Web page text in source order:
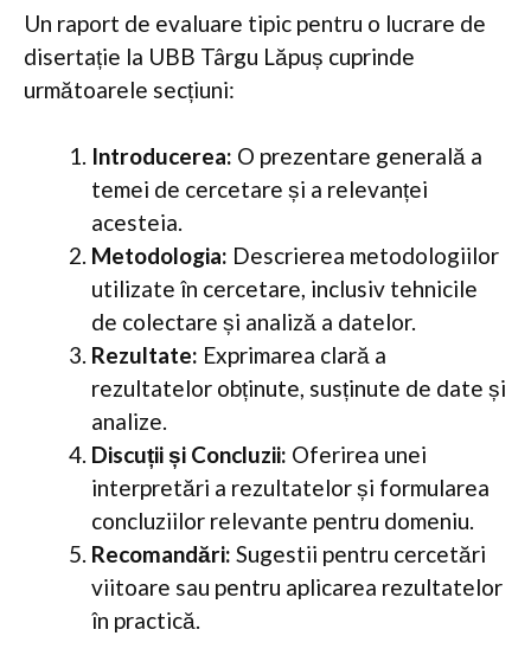
Un raport de evaluare tipic pentru o lucrare de
disertație la UBB Târgu Lăpuș cuprinde
următoarele secțiuni:
Introducerea: O prezentare generală a
temei de cercetare și a relevanței
acesteia.
Metodologia: Descrierea metodologiilor
utilizate în cercetare, inclusiv tehnicile
de colectare și analiză a datelor.
Rezultate: Exprimarea clară a
rezultatelor obținute, susținute de date și
analize.
Discuții și Concluzii: Oferirea unei
interpretări a rezultatelor și formularea
concluziilor relevante pentru domeniu.
Recomandări: Sugestii pentru cercetări
viitoare sau pentru aplicarea rezultatelor
în practică.